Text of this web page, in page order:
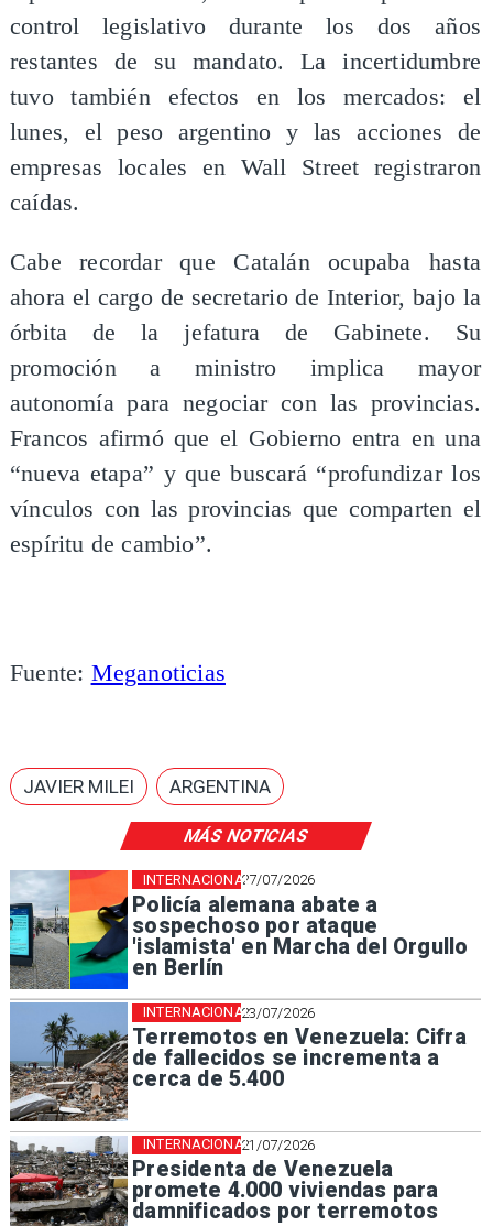
MÁS NOTICIAS
27/07/2026
Policía alemana abate a
sospechoso por ataque
'islamista' en Marcha del Orgullo
en Berlín
INTERNACIONAL
23/07/2026
Terremotos en Venezuela: Cifra
de fallecidos se incrementa a
cerca de 5.400
INTERNACIONAL
21/07/2026
Presidenta de Venezuela
promete 4.000 viviendas para
damnificados por terremotos
INTERNACIONAL
control legislativo durante los dos años
restantes de su mandato. La incertidumbre
tuvo también efectos en los mercados: el
lunes, el peso argentino y las acciones de
empresas locales en Wall Street registraron
caídas.
Cabe recordar que Catalán ocupaba hasta
ahora el cargo de secretario de Interior, bajo la
órbita de la jefatura de Gabinete. Su
promoción a ministro implica mayor
autonomía para negociar con las provincias.
Francos afirmó que el Gobierno entra en una
“nueva etapa” y que buscará “profundizar los
vínculos con las provincias que comparten el
espíritu de cambio”.
Fuente: Meganoticias
JAVIER MILEI ARGENTINA